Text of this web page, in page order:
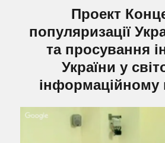
Проект
популяризації
та просування
України у
інформаційному